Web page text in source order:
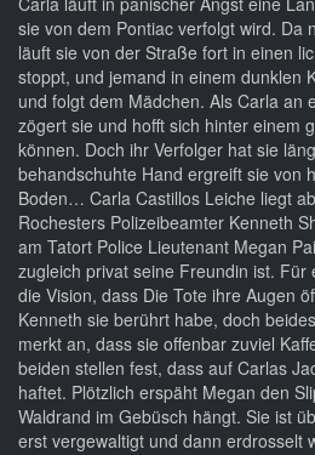
sie von dem Pontiac verfolgt wird. Da
läuft sie von der Straße fort in einen
stoppt, und jemand in einem dunklen
und folgt dem Mädchen. Als Carla an
zögert sie und hofft sich hinter einem
können. Doch ihr Verfolger hat sie
behandschuhte Hand ergreift sie von
Boden… Carla Castillos Leiche liegt
Rochesters Polizeibeamter Kenneth
am Tatort Police Lieutenant Megan
zugleich privat seine Freundin ist. Für
die Vision, dass Die Tote ihre Augen
Kenneth sie berührt habe, doch
merkt an, dass sie offenbar zuviel
beiden stellen fest, dass auf Carlas
haftet. Plötzlich erspäht Megan den
Waldrand im Gebüsch hängt. Sie ist
erst vergewaltigt und dann erdrosselt